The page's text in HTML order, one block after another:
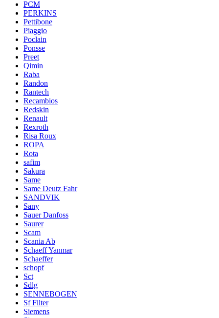
PCM
PERKINS
Pettibone
Piaggio
Poclain
Ponsse
Preet
Qimin
Raba
Randon
Rantech
Recambios
Redskin
Renault
Rexroth
Risa Roux
ROPA
Rota
safim
Sakura
Same
Same Deutz Fahr
SANDVIK
Sany
Sauer Danfoss
Saurer
Scam
Scania Ab
Schaeff Yanmar
Schaeffer
schopf
Sct
Sdlg
SENNEBOGEN
Sf Filter
Siemens